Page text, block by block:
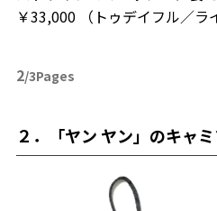
￥33,000 （トゥデイフル／ラ
2/3Pages
２．「ヤン ヤン」のキャ